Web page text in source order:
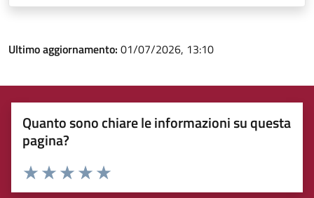
Ultimo aggiornamento: 01/07/2026, 13:10
Quanto sono chiare le informazioni su questa
pagina?
Rating:
Valuta 5 stelle su 5
Valuta 4 stelle su 5
Valuta 3 stelle su 5
Valuta 2 stelle su 5
Valuta 1 stelle su 5